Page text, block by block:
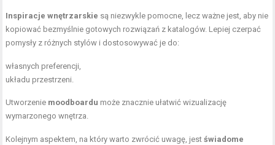
Inspiracje wnętrzarskie są niezwykle pomocne, lecz ważne jest, aby nie
kopiować bezmyślnie gotowych rozwiązań z katalogów. Lepiej czerpać
pomysły z różnych stylów i dostosowywać je do:
własnych preferencji,
układu przestrzeni.
Utworzenie moodboardu może znacznie ułatwić wizualizację
wymarzonego wnętrza.
Kolejnym aspektem, na który warto zwrócić uwagę, jestświadome